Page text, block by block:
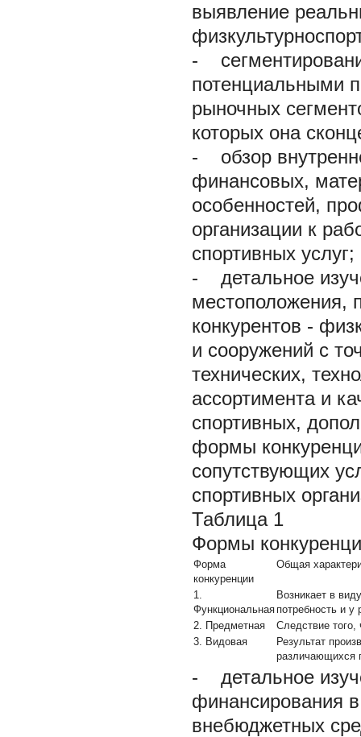
выявление
-
потенциальными
рыночных
которых она
- обзор
финансовых,
особенностей,
организации к
спортивных услуг;
- детальное
местоположения,
конкурентов -
и сооружений с
технических,
ассортимента и
спортивных,
формы
сопутствующих
спортивных
Таблица 1
Формы
Форма
конкуренции
Общая
1.
Функциональная
Возникает в
потребность и у
2. Предметная
Следствие
3. Видовая
Результат
различающихся
- детальное
финансирования
внебюджетных